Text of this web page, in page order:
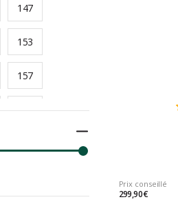
147
153
157
161
Replier
Prix conseillé
299,90 €